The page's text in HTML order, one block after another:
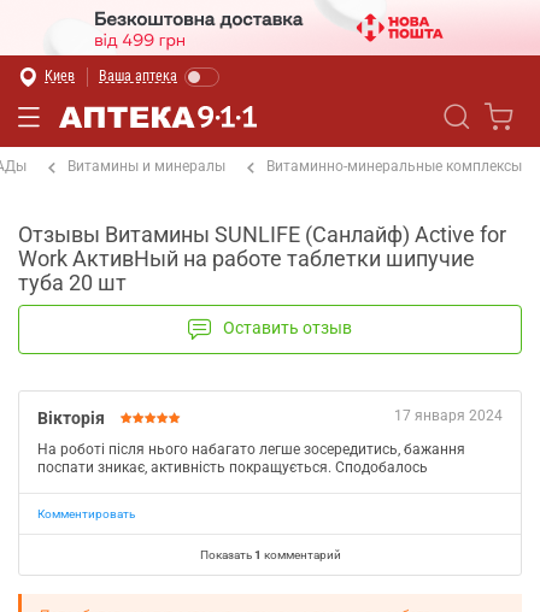
Киев Ваша аптека
Витамины и минералы Витаминно-минеральные комплексы
Отзывы Витамины SUNLIFE (Санлайф) Active for
Work АктивНый на работе таблетки шипучие
туба 20 шт
Оставить отзыв
17 января 2024
Вікторія
На роботі після нього набагато легше зосередитись, бажання
поспати зникає, активність покращується. Сподобалось
Комментировать
Показать1 комментарий